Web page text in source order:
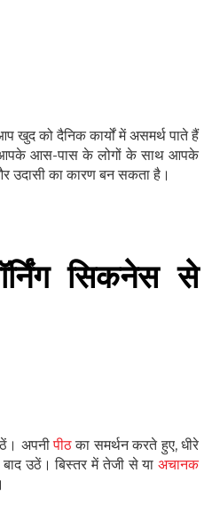
खुद को दैनिक कार्यों में असमर्थ पाते हैं
आस-पास के लोगों के साथ आपके
उदासी का कारण बन सकता है।
सिकनेस से
अपनीपीठका समर्थन करते हुए, धीरे
उठें। बिस्तर में तेजी से या अचानक